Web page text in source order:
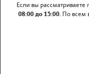
Если вы
08:00 до 15:00. По всем